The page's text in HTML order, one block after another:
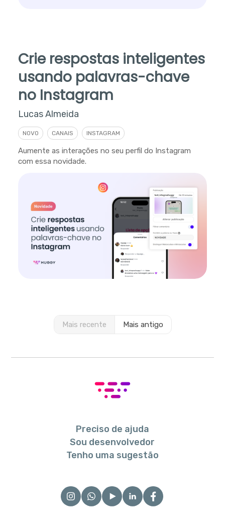
Crie respostas inteligentes
usando palavras-chave
no Instagram
Lucas Almeida
NOVO CANAIS INSTAGRAM
Aumente as interações no seu perfil do Instagram
com essa novidade.
Mais recente Mais antigo
Preciso de ajuda
Sou desenvolvedor
Tenho uma sugestão